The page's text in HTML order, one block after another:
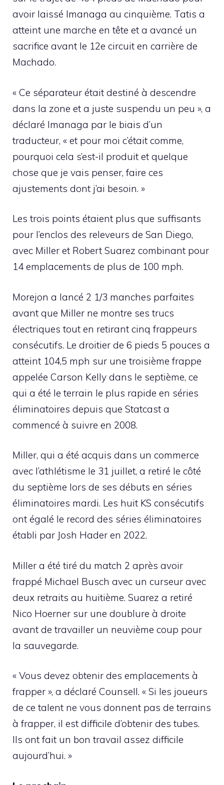
avoir laissé Imanaga au cinquième. Tatis a
atteint une marche en tête et a avancé un
sacrifice avant le 12e circuit en carrière de
Machado.
« Ce séparateur était destiné à descendre
dans la zone et a juste suspendu un peu », a
déclaré Imanaga par le biais d’un
traducteur, « et pour moi c’était comme,
pourquoi cela s’est-il produit et quelque
chose que je vais penser, faire ces
ajustements dont j’ai besoin. »
Les trois points étaient plus que suffisants
pour l’enclos des releveurs de San Diego,
avec Miller et Robert Suarez combinant pour
14 emplacements de plus de 100 mph.
Morejon a lancé 2 1/3 manches parfaites
avant que Miller ne montre ses trucs
électriques tout en retirant cinq frappeurs
consécutifs. Le droitier de 6 pieds 5 pouces a
atteint 104,5 mph sur une troisième frappe
appelée Carson Kelly dans le septième, ce
qui a été le terrain le plus rapide en séries
éliminatoires depuis que Statcast a
commencé à suivre en 2008.
Miller, qui a été acquis dans un commerce
avec l’athlétisme le 31 juillet, a retiré le côté
du septième lors de ses débuts en séries
éliminatoires mardi. Les huit KS consécutifs
ont égalé le record des séries éliminatoires
établi par Josh Hader en 2022.
Miller a été tiré du match 2 après avoir
frappé Michael Busch avec un curseur avec
deux retraits au huitième. Suarez a retiré
Nico Hoerner sur une doublure à droite
avant de travailler un neuvième coup pour
la sauvegarde.
« Vous devez obtenir des emplacements à
frapper », a déclaré Counsell. « Si les joueurs
de ce talent ne vous donnent pas de terrains
à frapper, il est difficile d’obtenir des tubes.
Ils ont fait un bon travail assez difficile
aujourd’hui. »